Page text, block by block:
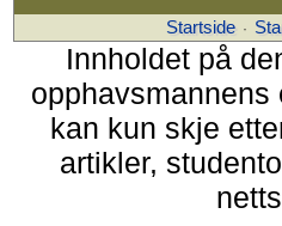
Startside ·
Innholdet på
kan kun skje
artikler,